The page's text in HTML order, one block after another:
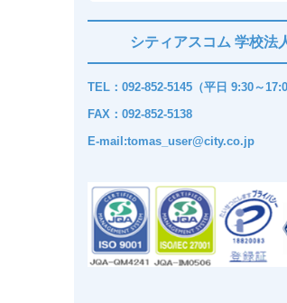
シティアスコム 学校法
TEL：092-852-5145（平日 9:30～
FAX：092-852-5138
E-mail:tomas_user@city.co.jp